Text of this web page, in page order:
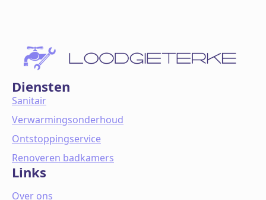
Diensten
Sanitair
Verwarmingsonderhoud
Ontstoppingservice
Renoveren badkamers
Links
Over ons